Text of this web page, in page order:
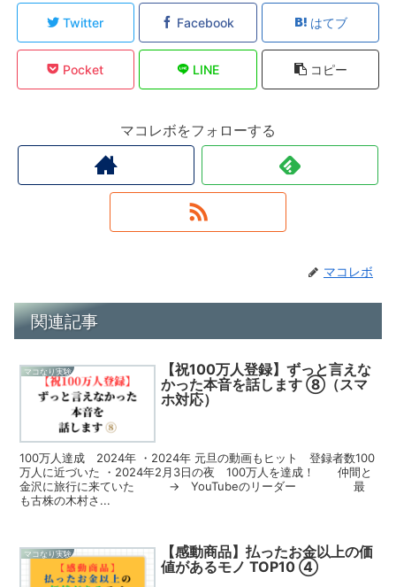
Twitter Facebook はてブ
Pocket LINE コピー
マコレボをフォローする
マコレボ
関連記事
マコなり実験
【祝100万人登録】ずっと言えな
かった本音を話します ⑧（スマ
ホ対応）
100万人達成 2024年 ・2024年 元旦の動画もヒット 登録者数100
万人に近づいた ・2024年2月3日の夜 100万人を達成！ 仲間と
金沢に旅行に来ていた → YouTubeのリーダー 最
も古株の木村さ...
マコなり実験
【感動商品】払ったお金以上の価
値があるモノ TOP10 ④